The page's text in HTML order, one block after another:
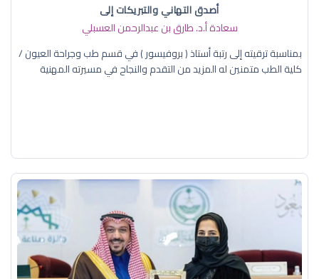
أصدق التهاني والتبريكات إلى
سعادة أ.د. ​طارق بن عبدالرحمن العسبلي
بمناسبة ترقيته إلى رتبة أستاذ ( بروفيسور ) في قسم طب وجراحة العيون /
كلية الطب متمنين له المزيد من التقدم والنجاح في مسيرته المهنية